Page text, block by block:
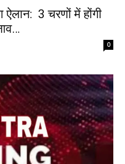
ऐलान: 3 चरणों में होंगी
0